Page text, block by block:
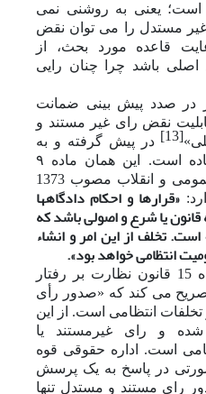
است؛ یعنی به روشنی نمی
غیر مستدل را می توان نقض
قاعده مورد بحث، از
باشد چرا چنان رایی
در صدد پیش بینی ضمانت
نقض رای غیر مستند و
[13] در پیش گرفته و به
است. این همان ماده ۹
قانون تشکیل دادگاههای عمومی و انقلاب مصوب 1373
«قرارها و احکام دادگاهها
یا شرع و اصولی باشد که
تخلف از این امر‌ و انشاء
انتظامی خواهد بود».
باز 17 سال بعد، بند 1 ماده 15 قانون نظارت بر رفتار
مصوب 17/7/1390 تصریح می کند که «صدور رأی
انتظامی است. از این
و رای غیرمستند یا
است. اداره حقوقی قوه
در پاسخ به یک پرسش
رای مستند و مستدل تنها